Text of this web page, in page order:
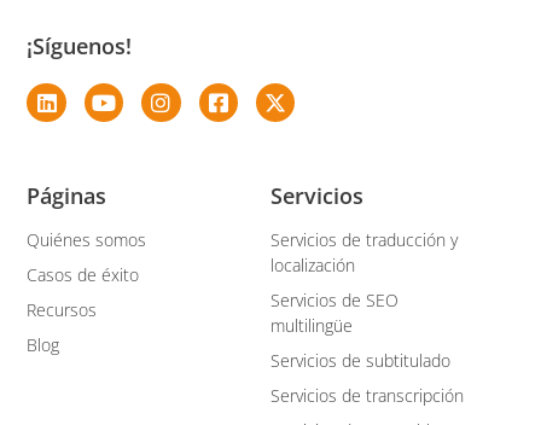
Servicios
Servicios de traducción y
localización
Servicios de SEO
multilingüe
Servicios de subtitulado
Servicios de transcripción
Páginas
Quiénes somos
Casos de éxito
Recursos
Blog
¡Síguenos!